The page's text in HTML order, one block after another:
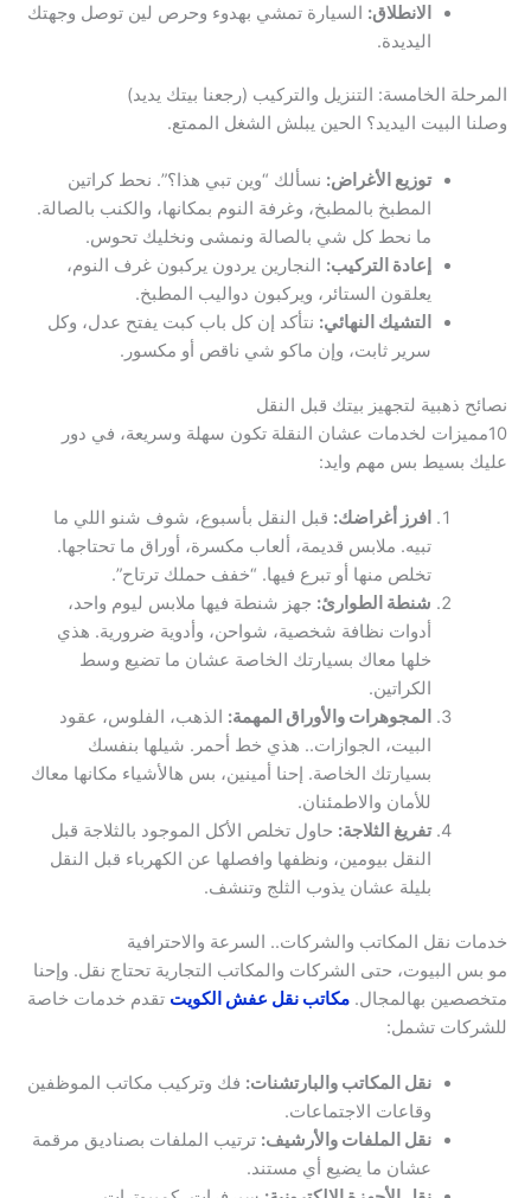
الانطلاق: السيارة تمشي بهدوء وحرص لين توصل وجهتك
اليديدة.
المرحلة الخامسة: التنزيل والتركيب (رجعنا بيتك يديد)
وصلنا البيت اليديد؟ الحين يبلش الشغل الممتع.
توزيع الأغراض: نسألك “وين تبي هذا؟”. نحط كراتين
المطبخ بالمطبخ، وغرفة النوم بمكانها، والكنب بالصالة.
ما نحط كل شي بالصالة ونمشى ونخليك تحوس.
إعادة التركيب: النجارين يردون يركبون غرف النوم،
يعلقون الستائر، ويركبون دواليب المطبخ.
التشيك النهائي: نتأكد إن كل باب كبت يفتح عدل، وكل
سرير ثابت، وإن ماكو شي ناقص أو مكسور.
نصائح ذهبية لتجهيز بيتك قبل النقل
10مميزات لخدمات عشان النقلة تكون سهلة وسريعة، في دور
عليك بسيط بس مهم وايد:
افرز أغراضك: قبل النقل بأسبوع، شوف شنو اللي ما
تبيه. ملابس قديمة، ألعاب مكسرة، أوراق ما تحتاجها.
تخلص منها أو تبرع فيها. “خفف حملك ترتاح”.
شنطة الطوارئ: جهز شنطة فيها ملابس ليوم واحد،
أدوات نظافة شخصية، شواحن، وأدوية ضرورية. هذي
خلها معاك بسيارتك الخاصة عشان ما تضيع وسط
الكراتين.
المجوهرات والأوراق المهمة: الذهب، الفلوس، عقود
البيت، الجوازات.. هذي خط أحمر. شيلها بنفسك
بسيارتك الخاصة. إحنا أمينين، بس هالأشياء مكانها معاك
للأمان والاطمئنان.
تفريغ الثلاجة: حاول تخلص الأكل الموجود بالثلاجة قبل
النقل بيومين، ونظفها وافصلها عن الكهرباء قبل النقل
بليلة عشان يذوب الثلج وتنشف.
خدمات نقل المكاتب والشركات.. السرعة والاحترافية
مو بس البيوت، حتى الشركات والمكاتب التجارية تحتاج نقل. وإحنا
متخصصين بهالمجال. مكاتب نقل عفش الكويت تقدم خدمات خاصة
للشركات تشمل:
نقل المكاتب والبارتشنات: فك وتركيب مكاتب الموظفين
وقاعات الاجتماعات.
نقل الملفات والأرشيف: ترتيب الملفات بصناديق مرقمة
عشان ما يضيع أي مستند.